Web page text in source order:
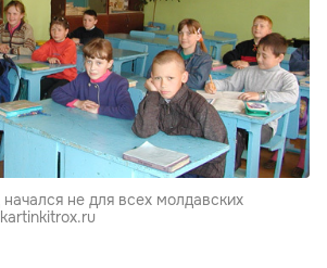
не для всех молдавских